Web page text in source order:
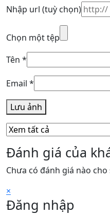
Nhập url (tuỳ chọn)
Chọn một tệp
Tên *
Email *
Lưu ảnh
Đánh giá của
Chưa có đánh giá nào cho
×
Đăng nhập